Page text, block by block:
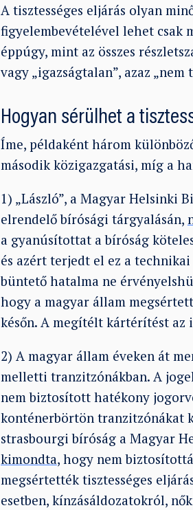
A tisztességes eljárás olyan
figyelembevételével lehet csak
éppúgy, mint az összes
vagy „igazságtalan”, azaz „nem
Hogyan sérülhet a
Íme, példaként három
második közigazgatási, míg a
1) „László”, a Magyar Helsinki
elrendelő bírósági tárgyalásán,
a gyanúsítottat a bíróság
és azért terjedt el ez a
büntető hatalma ne
hogy a magyar állam
későn. A megítélt kártérítést
2) A magyar állam éveken át
melletti tranzitzónákban. A
nem biztosított hatékony
konténerbörtön tranzitzónákat
strasbourgi bíróság a Magyar
kimondta, hogy nem
megsértették tisztességes
esetben, kínzásáldozatokról,